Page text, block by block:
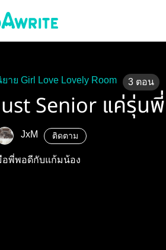
ยาย Girl Love Lovely Room 3 ตอน
Senior แค่รุ่นพี่
JxM ติดตาม
อพี่พอดีกับแก้มน้อง